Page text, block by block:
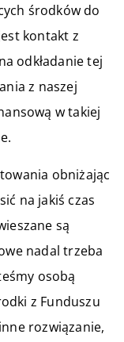
środków do
kontakt z
odkładanie tej
z naszej
w takiej
obniżając
na jakiś czas
są
nadal trzeba
osobą
z Funduszu
rozwiązanie,